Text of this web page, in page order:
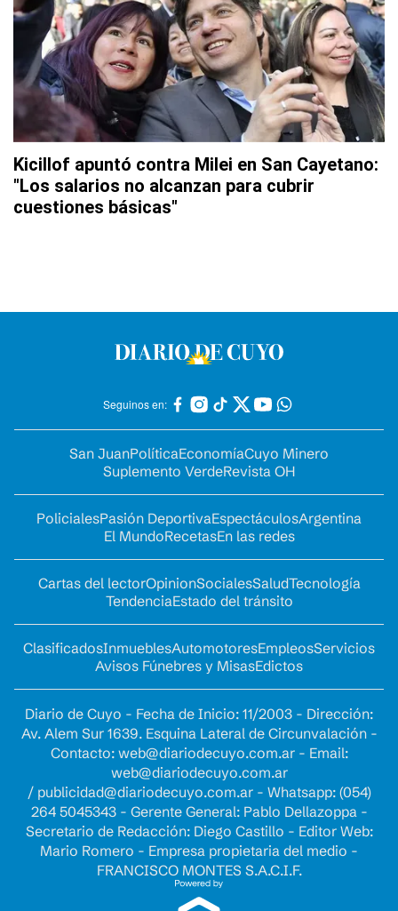
Kicillof apuntó contra Milei en San Cayetano:
"Los salarios no alcanzan para cubrir
cuestiones básicas"
Seguinos en:
San JuanPolíticaEconomíaCuyo Minero
Suplemento VerdeRevista OH
PolicialesPasión DeportivaEspectáculosArgentina
El MundoRecetasEn las redes
Cartas del lectorOpinionSocialesSaludTecnología
TendenciaEstado del tránsito
ClasificadosInmueblesAutomotoresEmpleosServicios
Avisos Fúnebres y MisasEdictos
Diario de Cuyo - Fecha de Inicio: 11/2003 - Dirección:
Av. Alem Sur 1639. Esquina Lateral de Circunvalación -
Contacto: web@diariodecuyo.com.ar- Email:
web@diariodecuyo.com.ar
/ publicidad@diariodecuyo.com.ar- Whatsapp: (054)
264 5045343 - Gerente General: Pablo Dellazoppa -
Secretario de Redacción: Diego Castillo - Editor Web:
Mario Romero - Empresa propietaria del medio -
FRANCISCO MONTES S.A.C.I.F.